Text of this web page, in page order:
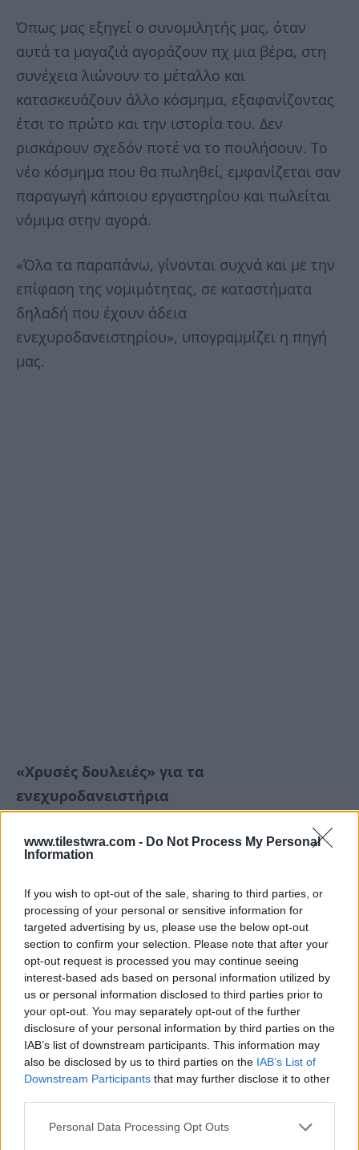
www.tilestwra.com - Do Not Process My Personal
Information
If you wish to opt-out of the sale, sharing to third parties, or
processing of your personal or sensitive information for
targeted advertising by us, please use the below opt-out
section to confirm your selection. Please note that after your
opt-out request is processed you may continue seeing
interest-based ads based on personal information utilized by
us or personal information disclosed to third parties prior to
your opt-out. You may separately opt-out of the further
disclosure of your personal information by third parties on the
IAB’s list of downstream participants. This information may
also be disclosed by us to third parties on the IAB’s List of
Downstream Participants that may further disclose it to other
Personal Data Processing Opt Outs
Όπως μας εξηγεί ο συνομιλητής μας, όταν
αυτά τα μαγαζιά αγοράζουν πχ μια βέρα, στη
συνέχεια λιώνουν το μέταλλο και
κατασκευάζουν άλλο κόσμημα, εξαφανίζοντας
έτσι το πρώτο και την ιστορία του. Δεν
ρισκάρουν σχεδόν ποτέ να το πουλήσουν. Το
νέο κόσμημα που θα πωληθεί, εμφανίζεται σαν
παραγωγή κάποιου εργαστηρίου και πωλείται
νόμιμα στην αγορά.
«Όλα τα παραπάνω, γίνονται συχνά και με την
επίφαση της νομιμότητας, σε καταστήματα
δηλαδή που έχουν άδεια
ενεχυροδανειστηρίου», υπογραμμίζει η πηγή
μας.
«Χρυσές δουλειές» για τα
ενεχυροδανειστήρια
Είναι κοινός τόπος ότι την περίοδο της κρίσης,
τα ενεχυροδανειστήρια άρχισαν να
ξεφυτρώνουν σαν τα μανιτάρια μέσα στις
γειτονιές. Με το «άνοιγμα» του επαγγέλματος,
αρκεί να είσαι 18 χρονών και να έχεις λευκό
ποινικό μητρώο και με μια αίτηση στο οικείο
αστυνομικό τμήμα μπορείς να βγάλεις άδεια.